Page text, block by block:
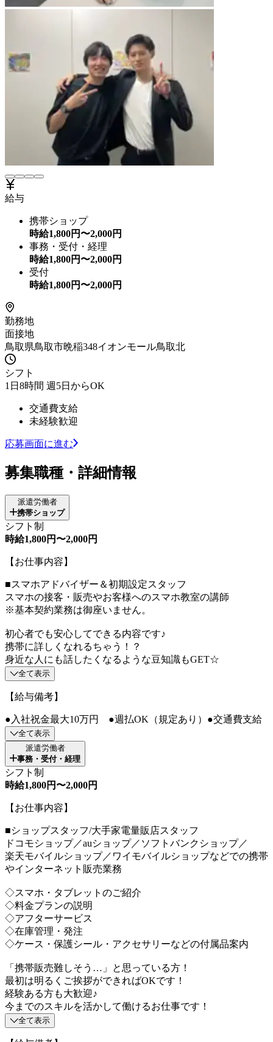
給与
携帯ショップ
時給1,800円〜2,000円
事務・受付・経理
時給1,800円〜2,000円
受付
時給1,800円〜2,000円
勤務地
面接地
鳥取県鳥取市晩稲348イオンモール鳥取北
シフト
1日8時間 週5日からOK
交通費支給
未経験歓迎
応募画面に進む
募集職種・詳細情報
派遣労働者
携帯ショップ
シフト制
時給1,800円〜2,000円
【お仕事内容】
■スマホアドバイザー＆初期設定スタッフ
スマホの接客・販売やお客様へのスマホ教室の講師
※基本契約業務は御座いません。
初心者でも安心してできる内容です♪
携帯に詳しくなれるちゃう！？
身近な人にも話したくなるような豆知識もGET☆
全て表示
【給与備考】
●入社祝金最大10万円 ●週払OK（規定あり）●交通費支給
全て表示
派遣労働者
事務・受付・経理
シフト制
時給1,800円〜2,000円
【お仕事内容】
■ショップスタッフ/大手家電量販店スタッフ
ドコモショップ／auショップ／ソフトバンクショップ／
楽天モバイルショップ／ワイモバイルショップなどでの携帯
やインターネット販売業務
◇スマホ・タブレットのご紹介
◇料金プランの説明
◇アフターサービス
◇在庫管理・発注
◇ケース・保護シール・アクセサリーなどの付属品案内
「携帯販売難しそう…」と思っている方！
最初は明るくご挨拶ができればOKです！
経験ある方も大歓迎♪
今までのスキルを活かして働けるお仕事です！
全て表示